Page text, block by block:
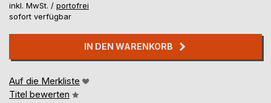
inkl. MwSt. / portofrei
sofort verfügbar
IN DEN WARENKORB
Auf die Merkliste
Titel bewerten